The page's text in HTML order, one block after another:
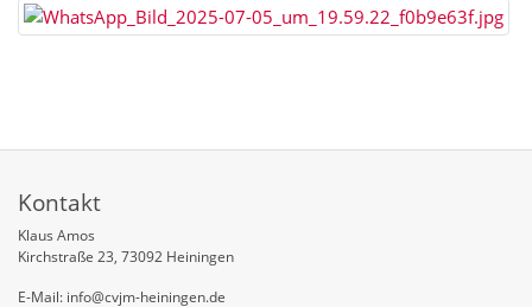
Kontakt
Klaus Amos
Kirchstraße 23, 73092 Heiningen
E-Mail: info@cvjm-heiningen.de